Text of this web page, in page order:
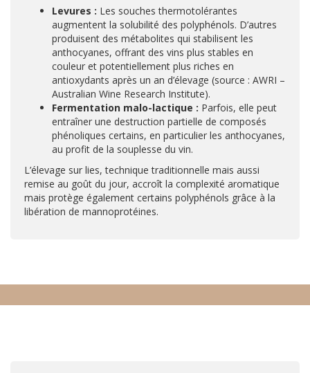
Levures : Les souches thermotolérantes
augmentent la solubilité des polyphénols. D’autres
produisent des métabolites qui stabilisent les
anthocyanes, offrant des vins plus stables en
couleur et potentiellement plus riches en
antioxydants après un an d’élevage (source : AWRI –
Australian Wine Research Institute).
Fermentation malo-lactique : Parfois, elle peut
entraîner une destruction partielle de composés
phénoliques certains, en particulier les anthocyanes,
au profit de la souplesse du vin.
L’élevage sur lies, technique traditionnelle mais aussi
remise au goût du jour, accroît la complexité aromatique
mais protège également certains polyphénols grâce à la
libération de mannoprotéines.